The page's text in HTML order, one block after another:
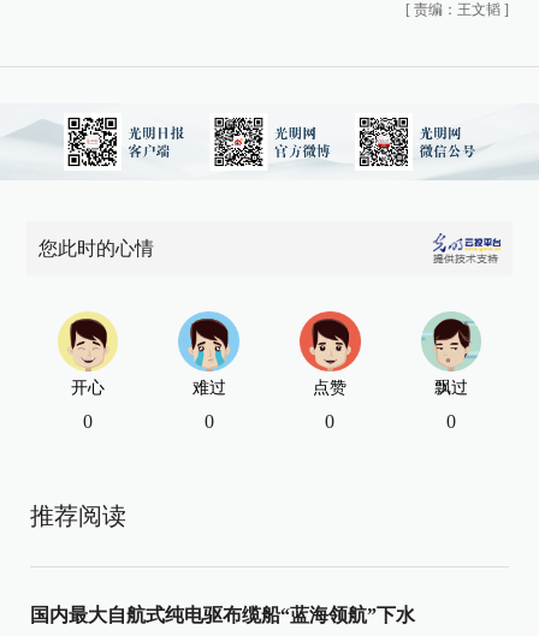
[ 责编：王文韬 ]
您此时的心情
开心
0
难过
0
点赞
0
飘过
0
推荐阅读
国内最大自航式纯电驱布缆船“蓝海领航”下水